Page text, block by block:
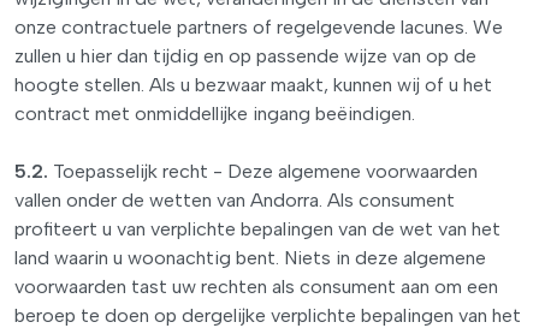
onze contractuele partners of regelgevende lacunes. We
zullen u hier dan tijdig en op passende wijze van op de
hoogte stellen. Als u bezwaar maakt, kunnen wij of u het
contract met onmiddellijke ingang beëindigen.
5.2. Toepasselijk recht - Deze algemene voorwaarden
vallen onder de wetten van Andorra. Als consument
profiteert u van verplichte bepalingen van de wet van het
land waarin u woonachtig bent. Niets in deze algemene
voorwaarden tast uw rechten als consument aan om een
beroep te doen op dergelijke verplichte bepalingen van het